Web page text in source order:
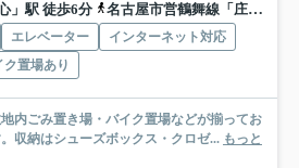
」駅 徒歩6分
名古屋市営鶴舞線「庄内通」駅 徒歩15分
エレベーター
インターネット対応
ク置場あり
内ごみ置き場・バイク置場などが揃ってお
収納はシューズボックス・クロゼ... もっと